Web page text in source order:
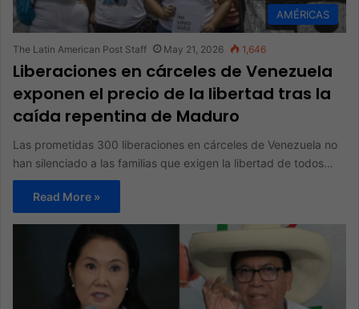
AMÉRICAS
The Latin American Post Staff May 21, 2026 1,646
Liberaciones en cárceles de Venezuela
exponen el precio de la libertad tras la
caída repentina de Maduro
Las prometidas 300 liberaciones en cárceles de Venezuela no
han silenciado a las familias que exigen la libertad de todos…
Read More »